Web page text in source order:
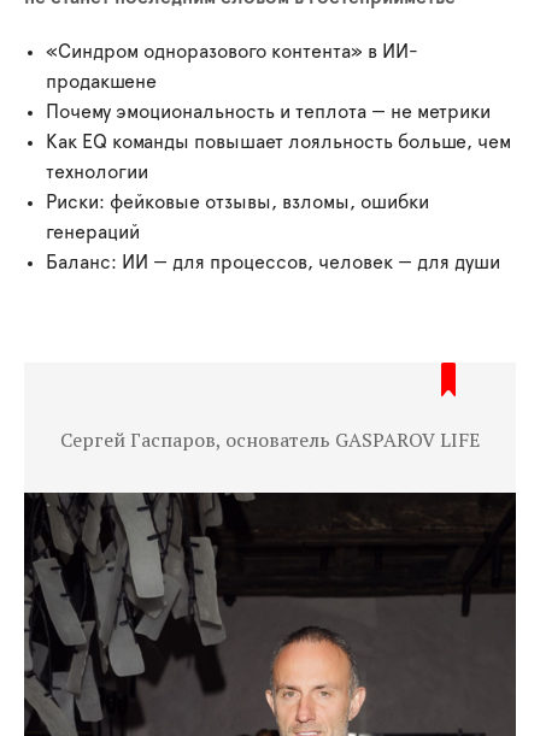
«Синдром одноразового контента» в ИИ-
продакшене
Почему эмоциональность и теплота — не метрики
Как EQ команды повышает лояльность больше, чем
технологии
Риски: фейковые отзывы, взломы, ошибки
генераций
Баланс: ИИ — для процессов, человек — для души
Сергей Гаспаров, основатель GASPAROV LIFE